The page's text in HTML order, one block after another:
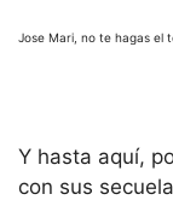
Jose Mari, no te hagas el
Y hasta aquí,
con sus